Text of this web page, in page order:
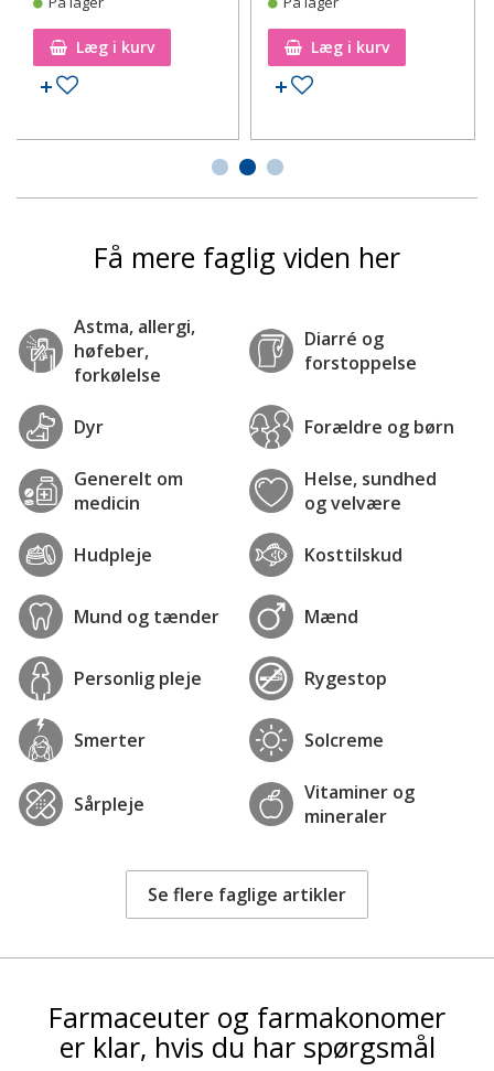
Læg i kurv
Tilføj til ønskeseddel
Læg i kurv
Tilføj til ønskeseddel
Få mere faglig viden her
Astma, allergi,
høfeber,
forkølelse
Diarré og
forstoppelse
Dyr Forældre og børn
Generelt om
medicin
Helse, sundhed
og velvære
Hudpleje Kosttilskud
Mund og tænder Mænd
Personlig pleje Rygestop
Smerter Solcreme
Sårpleje
Vitaminer og
mineraler
Se flere faglige artikler
Farmaceuter og farmakonomer
er klar, hvis du har spørgsmål